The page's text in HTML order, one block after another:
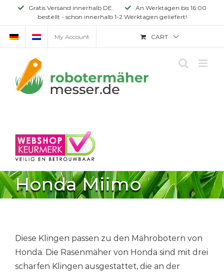
content
Gratis Versand innerhalb DE.
An Werktagen bis 16:00
bestellt - schon innerhalb 1-2 Werktagen geliefert!
My Account CART
Honda Miimo
Diese Klingen passen zu den Mährobotern von
Honda. Die Rasenmäher von Honda sind mit drei
scharfen Klingen ausgestattet, die an der